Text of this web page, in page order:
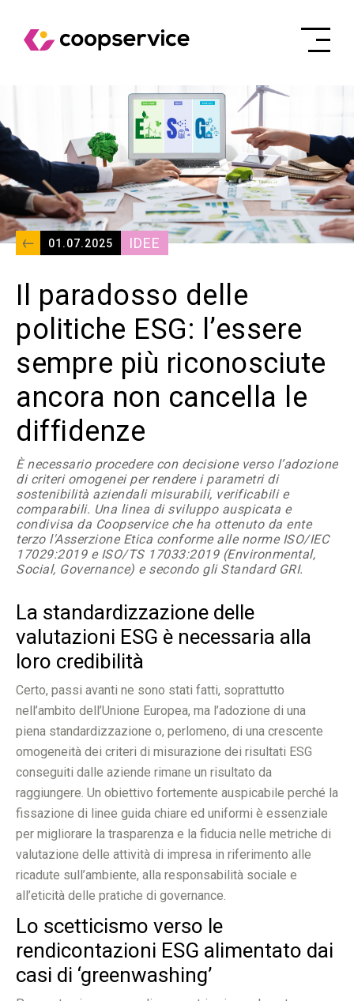
01.07.2025 IDEE
Il paradosso delle
politiche ESG: l’essere
sempre più riconosciute
ancora non cancella le
diffidenze
È necessario procedere con decisione verso l’adozione
di criteri omogenei per rendere i parametri di
sostenibilità aziendali misurabili, verificabili e
comparabili. Una linea di sviluppo auspicata e
condivisa da Coopservice che ha ottenuto da ente
terzo l'Asserzione Etica conforme alle norme ISO/IEC
17029:2019 e ISO/TS 17033:2019 (Environmental,
Social, Governance) e secondo gli Standard GRI.
La standardizzazione delle
valutazioni ESG è necessaria alla
loro credibilità
Certo, passi avanti ne sono stati fatti, soprattutto
nell’ambito dell’Unione Europea, ma l’adozione di una
piena standardizzazione o, perlomeno, di una crescente
omogeneità dei criteri di misurazione dei risultati ESG
conseguiti dalle aziende rimane un risultato da
raggiungere. Un obiettivo fortemente auspicabile perché la
fissazione di linee guida chiare ed uniformi è essenziale
per migliorare la trasparenza e la fiducia nelle metriche di
valutazione delle attività di impresa in riferimento alle
ricadute sull’ambiente, alla responsabilità sociale e
all’eticità delle pratiche di governance.
Lo scetticismo verso le
rendicontazioni ESG alimentato dai
casi di ‘greenwashing’